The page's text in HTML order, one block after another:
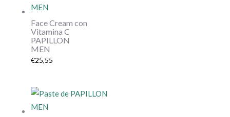
Face Cream con
Vitamina C
PAPILLON
MEN
€25,55